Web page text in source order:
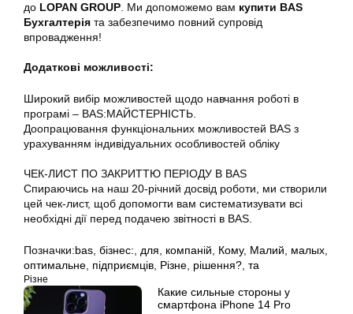
до LOPAN GROUP. Ми допоможемо вам купити BAS
Бухгалтерія та забезпечимо повний супровід
впровадження!
Додаткові можливості:
Широкий вибір можливостей щодо навчання роботі в
програмі – BAS:МАЙСТЕРНІСТЬ.
Доопрацювання функціональних можливостей BAS з
урахуванням індивідуальних особливостей обліку
ЧЕК-ЛИСТ ПО ЗАКРИТТЮ ПЕРІОДУ В BAS
Спираючись на наш 20-річний досвід роботи, ми створили
цей чек-лист, щоб допомогти вам систематизувати всі
необхідні дії перед подачею звітності в BAS.
Позначки:bas, бізнес:, для, компаній, Кому, Малий, малых,
оптимальне, підприємців, Різне, рішення?, та
Різне
Какие сильные стороны у
смартфона iPhone 14 Pro